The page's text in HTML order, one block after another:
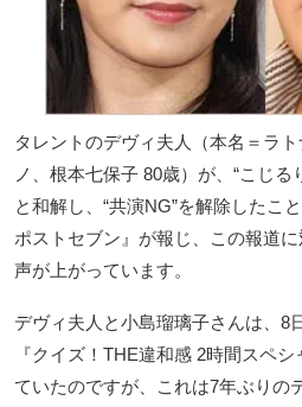
タレントのデヴィ夫人（本名＝ラ
ノ、根本七保子 80歳）が、“こじる
と和解し、“共演NG”を解除したこ
ポストセブン』が報じ、この報道
声が上がっています。
デヴィ夫人と小島瑠璃子さんは、8
『クイズ！THE違和感 2時間スペ
ていたのですが、これは7年ぶりの